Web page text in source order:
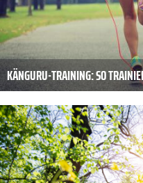
KÄNGURU-TRAINING: SO